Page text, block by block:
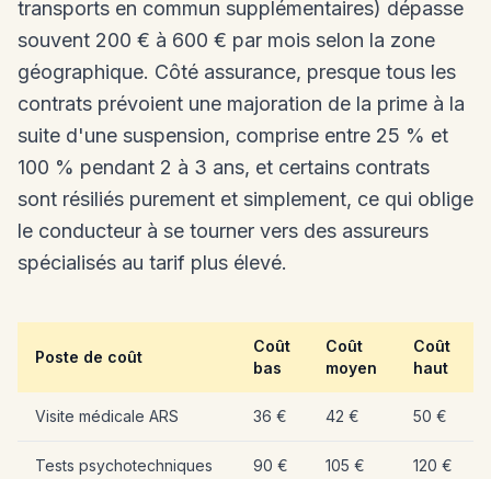
transports en commun supplémentaires) dépasse
souvent 200 € à 600 € par mois selon la zone
géographique. Côté assurance, presque tous les
contrats prévoient une majoration de la prime à la
suite d'une suspension, comprise entre 25 % et
100 % pendant 2 à 3 ans, et certains contrats
sont résiliés purement et simplement, ce qui oblige
le conducteur à se tourner vers des assureurs
spécialisés au tarif plus élevé.
Poste de coût
Coût
bas
Coût
moyen
Coût
haut
Visite médicale ARS 36 € 42 € 50 €
Tests psychotechniques 90 € 105 € 120 €